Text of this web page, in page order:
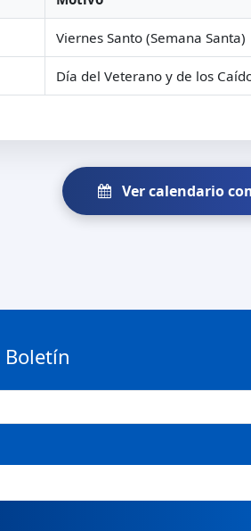
Viernes Santo (Semana Santa)
Día del Veterano y de los
Ver calendario